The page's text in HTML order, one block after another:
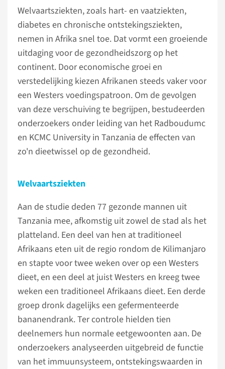
Welvaartsziekten, zoals hart- en vaatziekten,
diabetes en chronische ontstekingsziekten,
nemen in Afrika snel toe. Dat vormt een groeiende
uitdaging voor de gezondheidszorg op het
continent. Door economische groei en
verstedelijking kiezen Afrikanen steeds vaker voor
een Westers voedingspatroon. Om de gevolgen
van deze verschuiving te begrijpen, bestudeerden
onderzoekers onder leiding van het Radboudumc
en KCMC University in Tanzania de effecten van
zo'n dieetwissel op de gezondheid.
Welvaartsziekten
Aan de studie deden 77 gezonde mannen uit
Tanzania mee, afkomstig uit zowel de stad als het
platteland. Een deel van hen at traditioneel
Afrikaans eten uit de regio rondom de Kilimanjaro
en stapte voor twee weken over op een Westers
dieet, en een deel at juist Westers en kreeg twee
weken een traditioneel Afrikaans dieet. Een derde
groep dronk dagelijks een gefermenteerde
bananendrank. Ter controle hielden tien
deelnemers hun normale eetgewoonten aan. De
onderzoekers analyseerden uitgebreid de functie
van het immuunsysteem, ontstekingswaarden in